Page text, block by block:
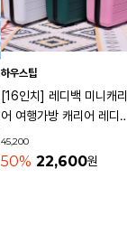
하우스팁
[16인치] 레디백 미니캐리
어 여행가방 캐리어 레디
기내용가방
45,200
50% 22,600원